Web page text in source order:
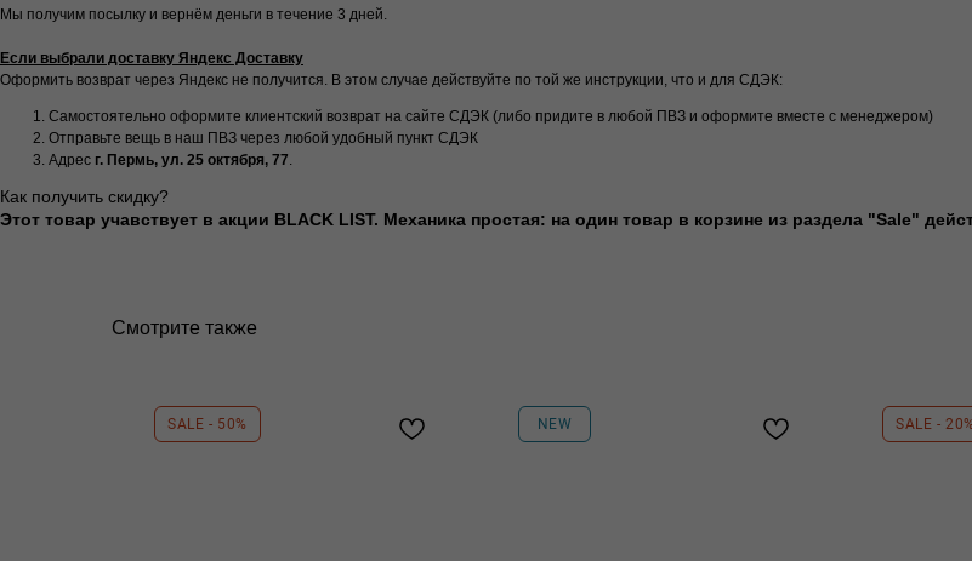
Мы получим посылку и вернём деньги в течение 3 дней.
Если выбрали доставку Яндекс Доставку
Оформить возврат через Яндекс не получится. В этом случае действуйте по той же инструкции, что и для СДЭК:
Самостоятельно оформите клиентский возврат на сайте СДЭК (либо придите в любой ПВЗ и оформите вместе с менеджером)
Отправьте вещь в наш ПВЗ через любой удобный пункт СДЭК
Адрес г. Пермь, ул. 25 октября, 77.
Как получить скидку?
Этот товар учавствует в акции BLACK LIST. Механика простая: на один товар в корзине из раздела "Sale"
Смотрите также
SALE - 50% NEW SALE - 20%